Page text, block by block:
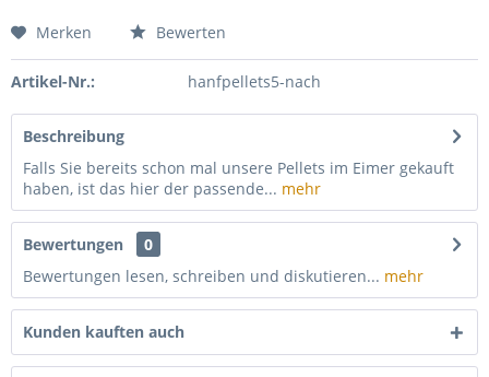
Merken Bewerten
Artikel-Nr.: hanfpellets5-nach
Beschreibung
Falls Sie bereits schon mal unsere Pellets im Eimer gekauft
haben, ist das hier der passende... mehr
Bewertungen
0
Bewertungen lesen, schreiben und diskutieren... mehr
Kunden kauften auch